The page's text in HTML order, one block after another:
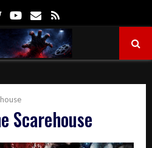
TwitterYoutube
Email
Scarehouse